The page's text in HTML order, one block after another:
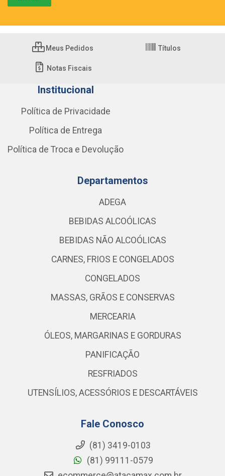
Meus Pedidos Títulos
Notas Fiscais
Institucional
Política de Privacidade
Política de Entrega
Política de Troca e Devolução
Departamentos
ADEGA
BEBIDAS ALCOÓLICAS
BEBIDAS NÃO ALCOÓLICAS
CARNES, FRIOS E CONGELADOS
CONGELADOS
MASSAS, GRÃOS E CONSERVAS
MERCEARIA
ÓLEOS, MARGARINAS E GORDURAS
PANIFICAÇÃO
RESFRIADOS
UTENSÍLIOS, ACESSÓRIOS E DESCARTÁVEIS
Fale Conosco
(81) 3419-0103
(81) 99111-0579